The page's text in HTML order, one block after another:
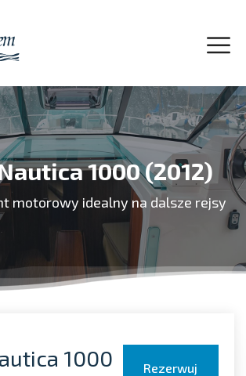
1000 (2012)
motorowy idealny na dalsze rejsy
1000
Rezerwuj